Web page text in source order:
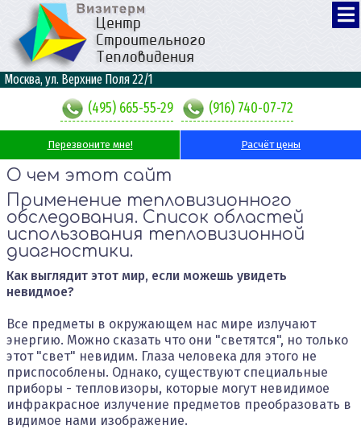
Москва, ул. Верхние Поля 22/1
(495) 665-55-29 (916) 740-07-72
Перезвоните мне! Расчёт цены
О чем этот сайт
Применение тепловизионного
обследования. Список областей
использования тепловизионной
диагностики.
Как выглядит этот мир, если можешь увидеть
невидмое?
Все предметы в окружающем нас мире излучают
энергию. Можно сказать что они "светятся", но только
этот "свет" невидим. Глаза человека для этого не
приспособлены. Однако, существуют специальные
приборы - тепловизоры, которые могут невидимое
инфракрасное излучение предметов преобразовать в
видимое нами изображение.